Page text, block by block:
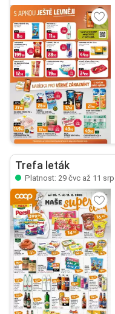
Trefa leták
Platnost: 29 čvc až 11 srp